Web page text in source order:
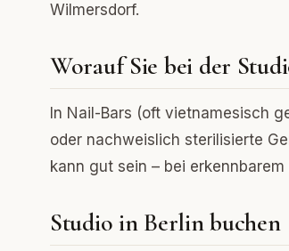
Wilmersdorf.
Worauf Sie bei der
In Nail-Bars (oft vietnamesisch
oder nachweislich sterilisierte
kann gut sein – bei
Studio in Berlin buchen